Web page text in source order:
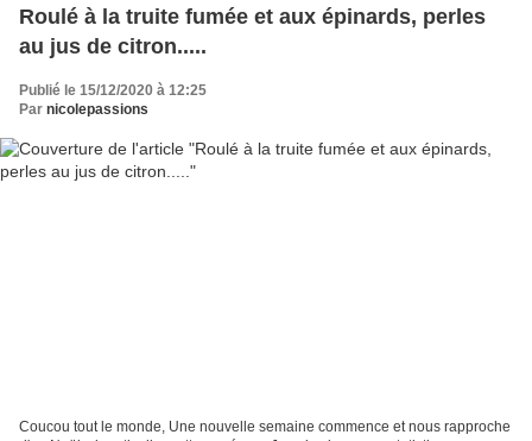
Roulé à la truite fumée et aux épinards, perles
au jus de citron.....
Publié le 15/12/2020 à 12:25
Par nicolepassions
Coucou tout le monde, Une nouvelle semaine commence et nous rapproche